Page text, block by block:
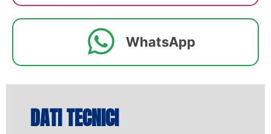
WhatsApp
DATI TECNICI